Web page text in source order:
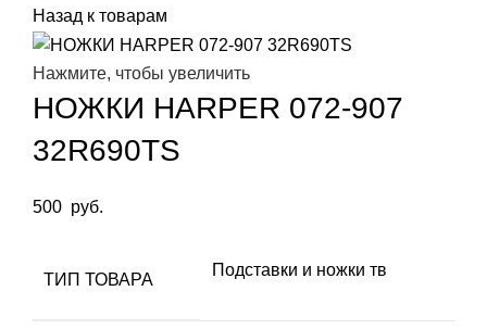
Назад к товарам
Нажмите, чтобы увеличить
НОЖКИ HARPER 072-907
32R690TS
500 руб.
ТИП ТОВАРА
Подставки и ножки тв